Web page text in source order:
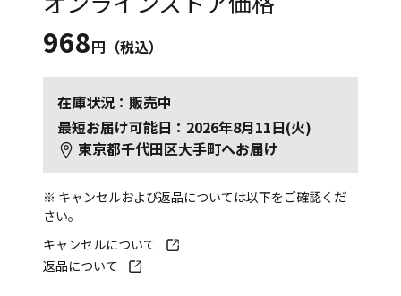
968円（税込）
在庫状況：販売中
最短お届け可能日：2026年8月11日(火)
東京都千代田区大手町へお届け
※ キャンセルおよび返品については以下をご確認くだ
さい。
キャンセルについて
返品について